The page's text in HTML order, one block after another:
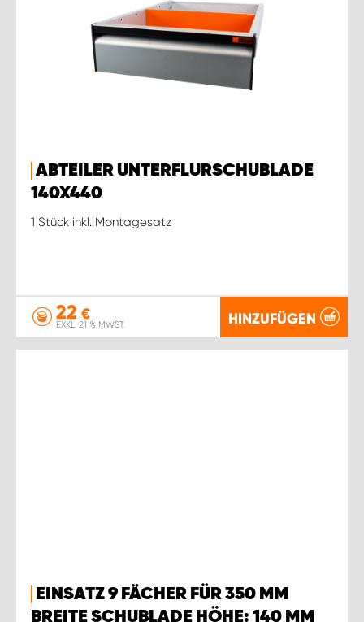
ABTEILER UNTERFLURSCHUBLADE
140X440
1 Stück inkl. Montagesatz
22 €
EXKL. 21 % MWST. HINZUFÜGEN
EINSATZ 9 FÄCHER FÜR 350 MM
BREITE SCHUBLADE HÖHE: 140 MM